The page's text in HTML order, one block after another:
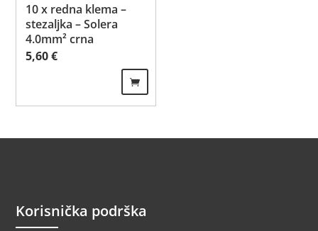
10 x redna klema –
stezaljka – Solera
4.0mm² crna
5,60€
Korisnička podrška